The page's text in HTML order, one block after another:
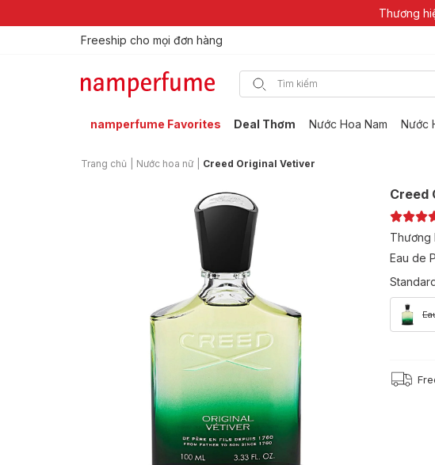
Thương
Freeship cho mọi đơn hàng
Thương hiệu nước hoa uy tín từ 2013
namperfume Favorites Deal Thơm Nước Hoa Nam Nước
Trang chủ Nước hoa nữ Creed Original Vetiver
Creed
Thương
Eau de